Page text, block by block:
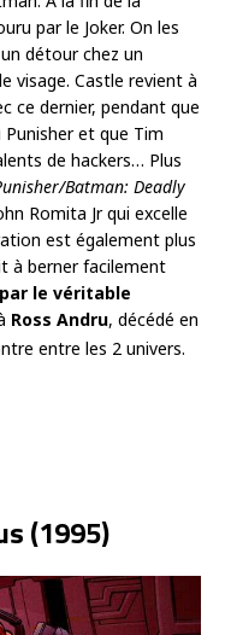
par le Joker. On les
détour chez un
visage. Castle revient à
ce dernier, pendant que
et que Tim
de hackers… Plus
Batman: Deadly
Romita Jr qui excelle
est également plus
à berner facilement
le véritable
Ross Andru, décédé en
entre les 2 univers.
(1995)